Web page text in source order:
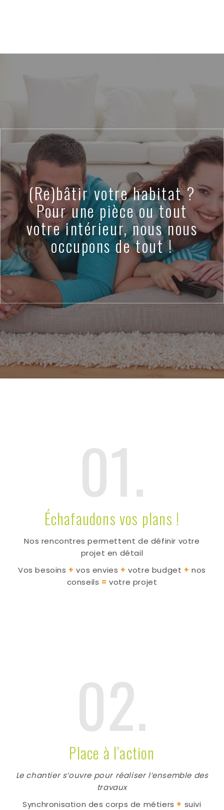
(Re)bâtir votre habitat ?
Pour une pièce ou tout
votre intérieur, nous nous
occupons de tout !
01.
Échafaudons vos plans !
Nos rencontres permettent de définir votre
projet en détail
Vos besoins + vos envies + votre budget + nos
conseils = votre projet
02.
Place à l’action
Le chantier s’ouvre pour réaliser l’ensemble des
travaux
Synchronisation des corps de métiers + suivi